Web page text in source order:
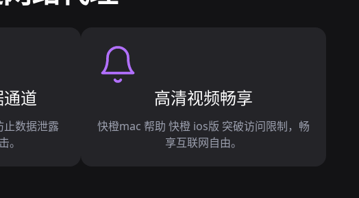
道
止数据泄露
。
高清视频畅享
快橙mac 帮助 快橙 ios版 突破访问限制，畅
享互联网自由。